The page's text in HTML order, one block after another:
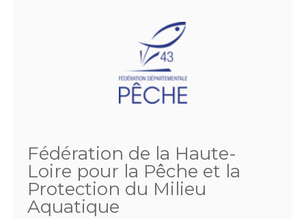
Fédération de la Haute-
Loire pour la Pêche et la
Protection du Milieu
Aquatique